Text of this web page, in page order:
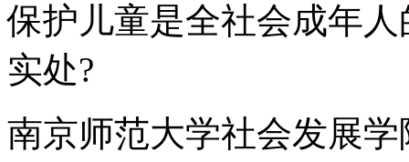
保护儿童是全社会成年
实处?
南京师范大学社会发展